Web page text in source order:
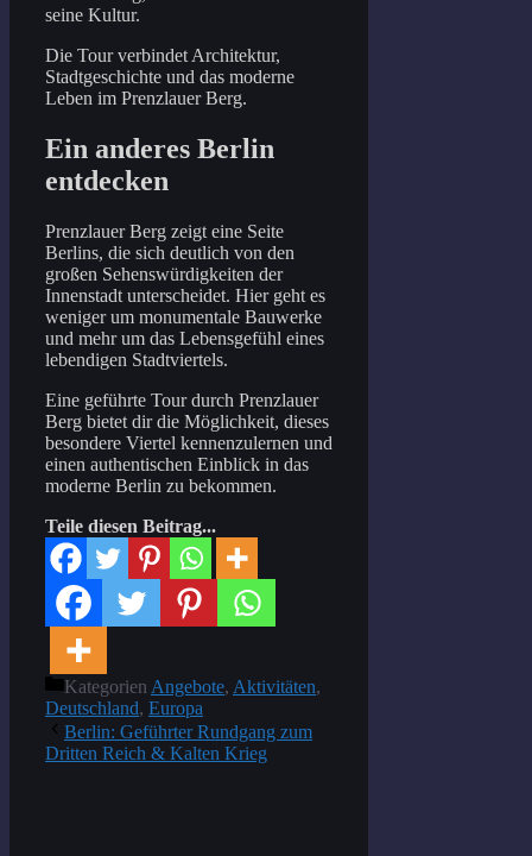
seine Kultur.
Die Tour verbindet Architektur,
Stadtgeschichte und das moderne
Leben im Prenzlauer Berg.
Ein anderes Berlin
entdecken
Prenzlauer Berg zeigt eine Seite
Berlins, die sich deutlich von den
großen Sehenswürdigkeiten der
Innenstadt unterscheidet. Hier geht es
weniger um monumentale Bauwerke
und mehr um das Lebensgefühl eines
lebendigen Stadtviertels.
Eine geführte Tour durch Prenzlauer
Berg bietet dir die Möglichkeit, dieses
besondere Viertel kennenzulernen und
einen authentischen Einblick in das
moderne Berlin zu bekommen.
Teile diesen Beitrag...
Kategorien Angebote, Aktivitäten,
Deutschland, Europa
Berlin: Geführter Rundgang zum
Dritten Reich & Kalten Krieg